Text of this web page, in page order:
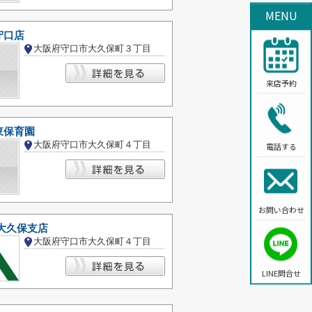
口店
大阪府守口市大久保町３丁目
保育園
大阪府守口市大久保町４丁目
久保支店
大阪府守口市大久保町４丁目
MENU
来店予約
電話する
お問い合わせ
LINE問合せ